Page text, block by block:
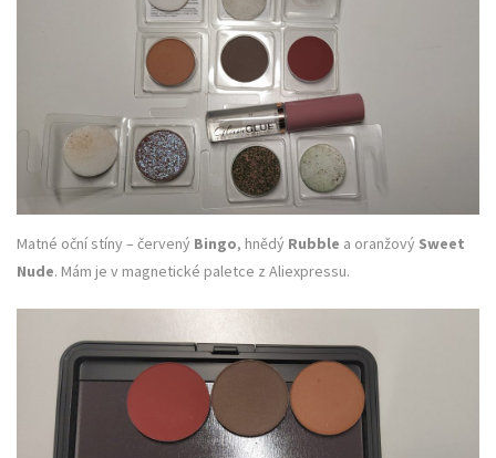
Matné oční stíny – červený Bingo, hnědý Rubble a oranžový Sweet
Nude. Mám je v magnetické paletce z Aliexpressu.